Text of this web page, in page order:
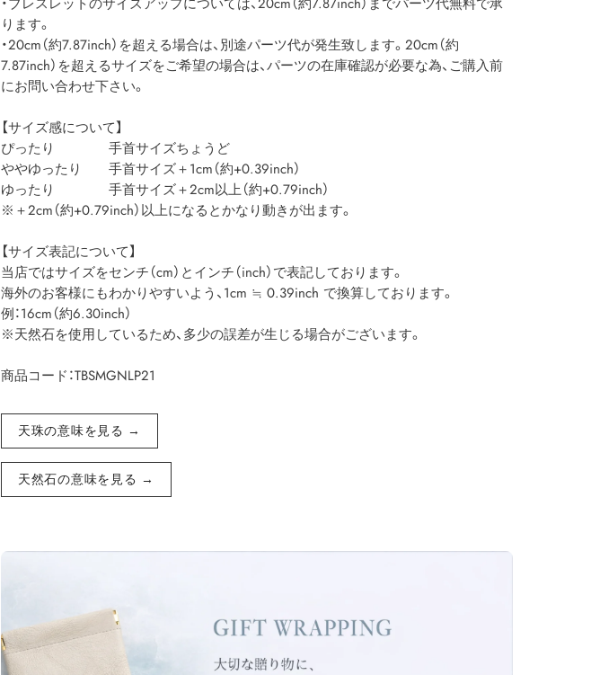
ります。
・20cm（約7.87inch）を超える場合は、別途パーツ代が発生致します。20cm（約
7.87inch）を超えるサイズをご希望の場合は、パーツの在庫確認が必要な為、ご購入前
にお問い合わせ下さい。
【サイズ感について】
ぴったり 手首サイズちょうど
ややゆったり 手首サイズ＋1cm（約+0.39inch）
ゆったり 手首サイズ＋2cm以上（約+0.79inch）
※＋2cm（約+0.79inch）以上になるとかなり動きが出ます。
【サイズ表記について】
当店ではサイズをセンチ（cm）とインチ（inch）で表記しております。
海外のお客様にもわかりやすいよう、1cm ≒ 0.39inch で換算しております。
例：16cm（約6.30inch）
※天然石を使用しているため、多少の誤差が生じる場合がございます。
商品コード：TBSMGNLP21
天珠の意味を見る →
天然石の意味を見る →